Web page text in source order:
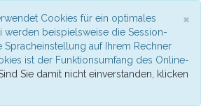
×
Cookies für ein optimales
werden beispielsweise die Session-
Spracheinstellung auf Ihrem Rechner
ist der Funktionsumfang des Online-
Sie damit nicht einverstanden, klicken